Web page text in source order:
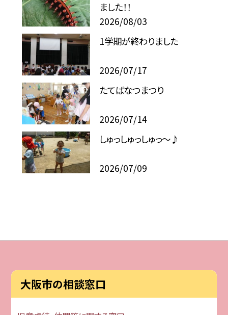
ました！！
2026/08/03
1学期が終わりました
2026/07/17
たてばなつまつり
2026/07/14
しゅっしゅっしゅっ～♪
2026/07/09
大阪市の相談窓口